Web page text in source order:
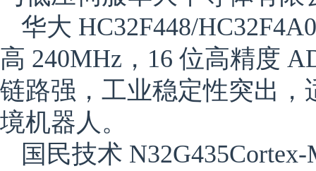
华大 HC32F448/HC32F4A0
高 240MHz，16 位高精度
链路强，工业稳定性突出
境机器人。
国民技术 N32G435